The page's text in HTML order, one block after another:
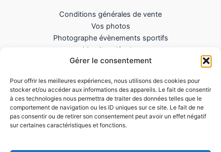
Gérer le consentement
Pour offrir les meilleures expériences, nous utilisons des cookies pour
stocker et/ou accéder aux informations des appareils. Le fait de consentir
à ces technologies nous permettra de traiter des données telles que le
comportement de navigation ou les ID uniques sur ce site. Le fait de ne
pas consentir ou de retirer son consentement peut avoir un effet négatif
sur certaines caractéristiques et fonctions.
Conditions générales de vente
Vos photos
Photographe évènements sportifs
Mentions légales
Mes Téléchargements
Politique de cookies (UE)